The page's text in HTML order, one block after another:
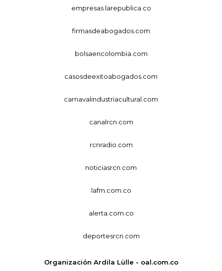
empresas.larepublica.co
firmasdeabogados.com
bolsaencolombia.com
casosdeexitoabogados.com
carnavalindustriacultural.com
canalrcn.com
rcnradio.com
noticiasrcn.com
lafm.com.co
alerta.com.co
deportesrcn.com
Organización Ardila Lülle - oal.com.co